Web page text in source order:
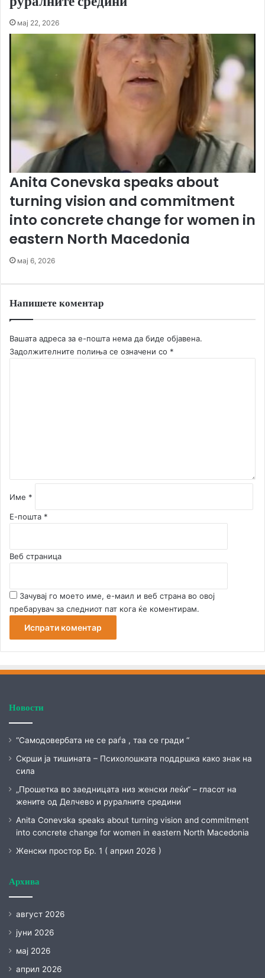
мај 22, 2026
Anita Conevska speaks about
turning vision and commitment
into concrete change for women in
eastern North Macedonia
мај 6, 2026
Напишете коментар
Вашата адреса за е-пошта нема да биде објавена.
Задолжителните полиња се означени со *
Име *
Е-пошта *
Веб страница
Зачувај го моето име, е-маил и веб страна во овој
пребарувач за следниот пат кога ќе коментирам.
Новости
“Самодовербата не се раѓа , таа се гради “
Скрши ја тишината – Психолошката поддршка како знак на
сила
„Прошетка во заедницата низ женски леќи“ – гласот на
жените од Делчево и руралните средини
Anita Conevska speaks about turning vision and commitment
into concrete change for women in eastern North Macedonia
Женски простор Бр. 1 ( април 2026 )
Архива
август 2026
јуни 2026
мај 2026
април 2026